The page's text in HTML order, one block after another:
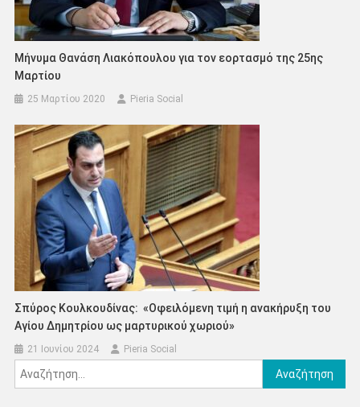
Μήνυμα Θανάση Λιακόπουλου για τον εορτασμό της 25ης
Μαρτίου
25 Μαρτίου 2020 Pieria Social
Σπύρος Κουλκουδίνας: «Οφειλόμενη τιμή η ανακήρυξη του
Αγίου Δημητρίου ως μαρτυρικού χωριού»
21 Ιουνίου 2024 Pieria Social
Αναζήτηση
για: